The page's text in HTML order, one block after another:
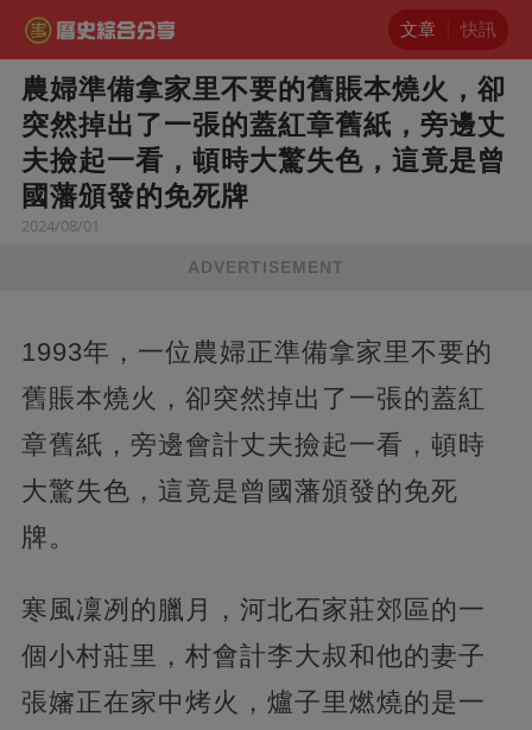
文章 快訊
農婦準備拿家里不要的舊賬本燒火，卻
突然掉出了一張的蓋紅章舊紙，旁邊丈
夫撿起一看，頓時大驚失色，這竟是曾
國藩頒發的免死牌
2024/08/01
ADVERTISEMENT
1993年，一位農婦正準備拿家里不要的
舊賬本燒火，卻突然掉出了一張的蓋紅
章舊紙，旁邊會計丈夫撿起一看，頓時
大驚失色，這竟是曾國藩頒發的免死
牌。
寒風凜冽的臘月，河北石家莊郊區的一
個小村莊里，村會計李大叔和他的妻子
張嬸正在家中烤火，爐子里燃燒的是一